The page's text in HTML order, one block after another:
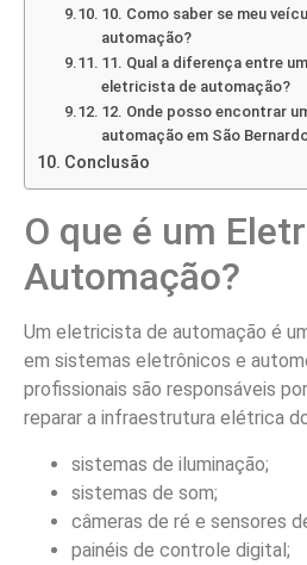
10. Como saber se meu
automação?
11. Qual a diferença entre
eletricista de automação?
12. Onde posso encontrar
automação em São
Conclusão
O que é um
Automação?
Um eletricista de automação é
em sistemas eletrônicos e
profissionais são responsáveis
reparar a infraestrutura elétrica
sistemas de iluminação;
sistemas de som;
câmeras de ré e sensores
painéis de controle digital;